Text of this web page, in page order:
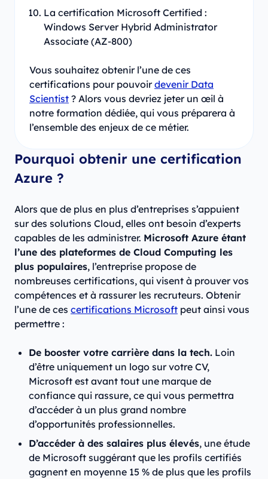
La certification Microsoft Certified :
Windows Server Hybrid Administrator
Associate (AZ-800)
Vous souhaitez obtenir l’une de ces
certifications pour pouvoirdevenir Data
Scientist ? Alors vous devriez jeter un œil à
notre formation dédiée, qui vous préparera à
l’ensemble des enjeux de ce métier.
Pourquoi obtenir une certification
Azure ?
Alors que de plus en plus d’entreprises s’appuient
sur des solutions Cloud, elles ont besoin d’experts
capables de les administrer. Microsoft Azure étant
l’une des plateformes de Cloud Computing les
plus populaires, l’entreprise propose de
nombreuses certifications, qui visent à prouver vos
compétences et à rassurer les recruteurs. Obtenir
l’une de ces certifications Microsoft peut ainsi vous
permettre :
De booster votre carrière dans la tech. Loin
d’être uniquement un logo sur votre CV,
Microsoft est avant tout une marque de
confiance qui rassure, ce qui vous permettra
d’accéder à un plus grand nombre
d’opportunités professionnelles.
D’accéder à des salaires plus élevés, une étude
de Microsoft suggérant que les profils certifiés
gagnent en moyenne 15 % de plus que les profils